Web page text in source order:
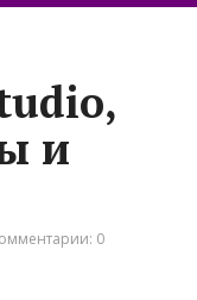
и
0